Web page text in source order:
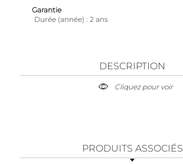
Garantie
Durée (année)
2 ans
DESCRIPTION
Cliquez pour voir
PRODUITS ASSOCIÉS